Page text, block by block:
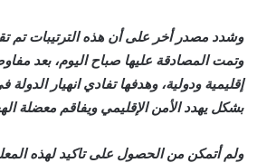
وشدد مصدر أخر على أن هذه الترتيبات تم
وتمت المصادقة عليها صباح اليوم، بعد
إقليمية ودولية، وهدفها تفادي انهيار
بشكل يهدد الأمن الإقليمي ويفاقم معضلة
ولم أتمكن من الحصول على تاكيد لهذه